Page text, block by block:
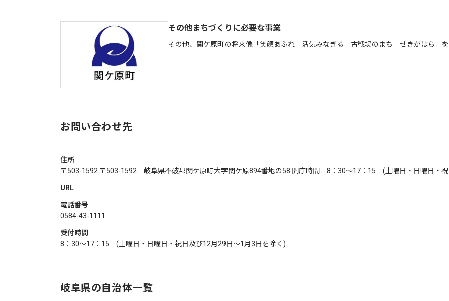
その他まちづくりに必要な事業
その他、関ケ原町の将来像「笑顔あふれ 活気みなぎる 古戦場のまち せきがはら」を
お問い合わせ先
住所
〒503-1592 〒503-1592 岐阜県不破郡関ケ原町大字関ケ原894番地の58 開庁時間 8：30～17：15 (土曜日・日曜日・
URL
電話番号
0584-43-1111
受付時間
8：30～17：15 (土曜日・日曜日・祝日及び12月29日～1月3日を除く)
岐阜県の自治体一覧